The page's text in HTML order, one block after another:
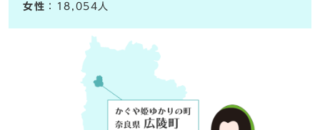
女性 ：18,054人